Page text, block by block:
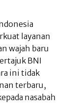
layanan
wajah baru
BNI
ini tidak
terbaru,
nasabah